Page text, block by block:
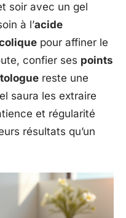
soir avec un gel
à l’acide
pour affiner le
confier ses points
reste une
saura les extraire
et régularité
résultats qu’un